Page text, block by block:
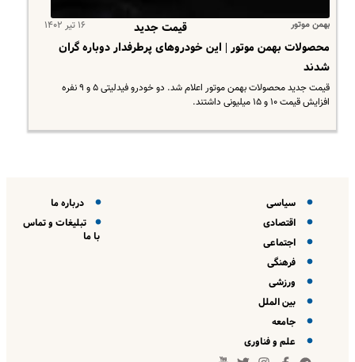
بهمن موتور ۱۶ تیر ۱۴۰۲
قیمت جدید
محصولات بهمن موتور | این خودروهای پرطرفدار دوباره گران
شدند
قیمت جدید محصولات بهمن موتور اعلام شد. دو خودرو فیدلیتی ۵ و ۹ نفره
افزایش قیمت ۱۰ و ۱۵ میلیونی داشتند.
سیاسی
اقتصادی
اجتماعی
فرهنگی
ورزشی
بین الملل
جامعه
علم و فناوری
درباره ما
تبلیغات و تماس
با ما